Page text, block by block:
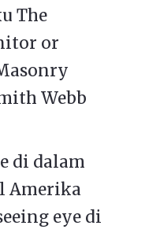
The
or
Webb
di dalam
Amerika
eye di